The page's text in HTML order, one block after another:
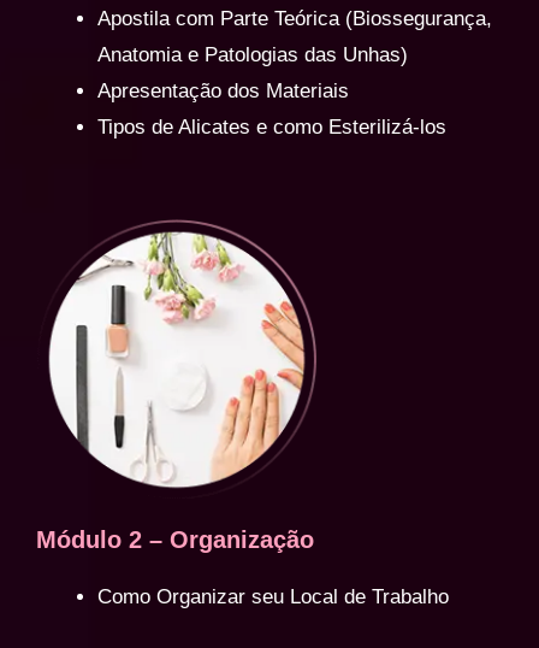
Apostila com Parte Teórica (Biossegurança,
Anatomia e Patologias das Unhas)
Apresentação dos Materiais
Tipos de Alicates e como Esterilizá-los
Módulo 2 – Organização
Como Organizar seu Local de Trabalho